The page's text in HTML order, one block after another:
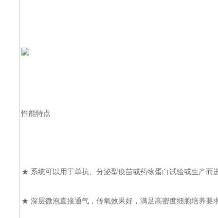
性能特点
★ 系统可以用于单抗、分泌型疫苗或药物蛋白试验或生产而
★ 深层微泡直接通气，传氧效果好，满足高密度细胞培养要